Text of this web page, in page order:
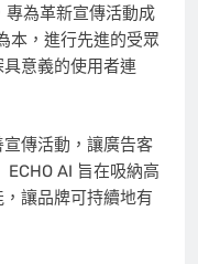
專為革新宣傳活動成
本，進行先進的受眾
意義的使用者連
傳活動，讓廣告客
AI 旨在吸納高
讓品牌可持續地有